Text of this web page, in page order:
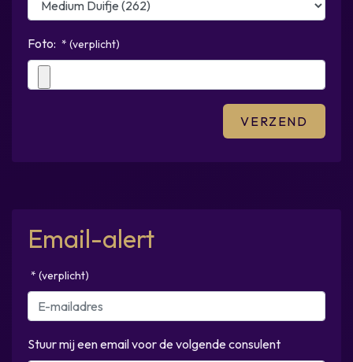
Foto: * (verplicht)
Email-alert
* (verplicht)
Stuur mij een email voor de volgende consulent